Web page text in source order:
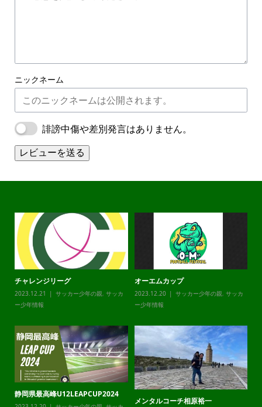
ニックネーム
誹謗中傷や差別発言はありません。
レビューを送る
チャレンジリーグ
2023.12.21 サッカー少年の親, サッカ
ー少年情報
オーエムカップ
2023.12.20 サッカー少年の親, サッカ
ー少年情報
静岡県最高峰U12LEAPCUP2024
メンタルコーチ相原裕一